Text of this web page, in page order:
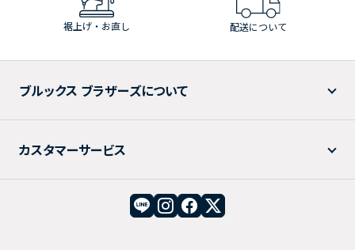
裾上げ・お直し 配送について
ブルックス ブラザーズについて
カスタマーサービス